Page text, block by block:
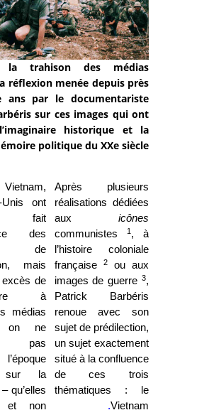
la trahison des médias
réflexion menée depuis près
ans par le documentariste
sur ces images qui ont
historique et la
politique du XXe siècle.
Après plusieurs
réalisations dédiées
aux icônes
communistes
1, à
l’histoire coloniale
française
2ou aux
images de guerre 3,
Patrick Barbéris
renoue avec son
sujet de prédilection,
un sujet exactement
situé à la confluence
de ces trois
thématiques : le
Vietnam
.
Unis ont
fait
des
de
mais
excès de
à
médias
on ne
pas
sur la
qu’elles
et non